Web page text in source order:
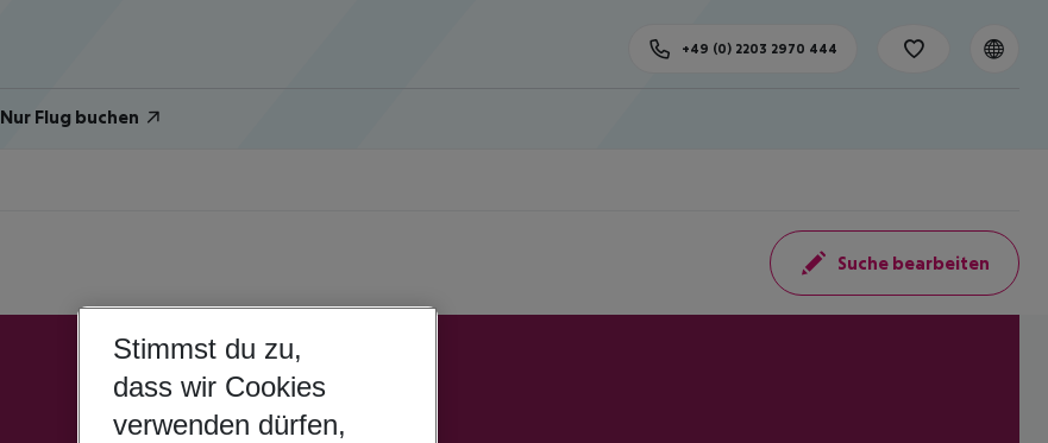
Nur Flug buchen
+49 (0) 2203 2970 444
Suche bearbeiten
Stimmst du zu,
dass wir Cookies
verwenden dürfen,